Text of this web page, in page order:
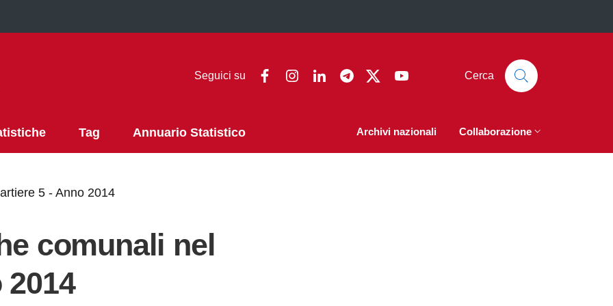
Seguici su FacebookInstagramLinkedinTelegram
Twitter Cerca
Tag Annuario Statistico Archivi nazionali Collaborazione
5 - Anno 2014
comunali nel